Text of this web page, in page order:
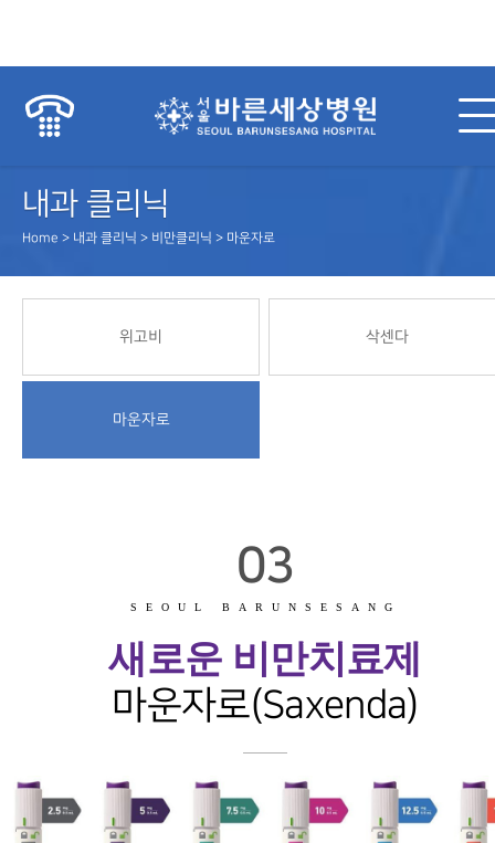
내과 클리닉
Home > 내과 클리닉 > 비만클리닉 > 마운자로
위고비 삭센다
마운자로
03
SEOUL BARUNSESANG
새로운 비만치료제
마운자로(Saxenda)